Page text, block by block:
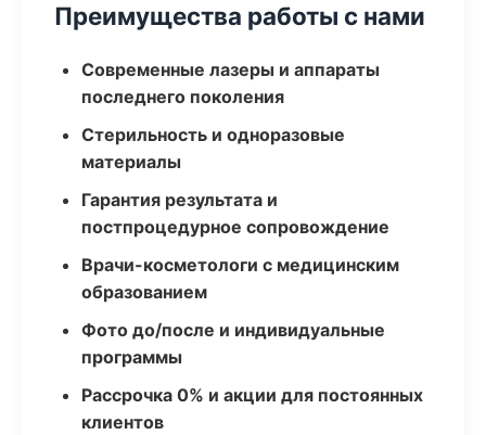
Преимущества работы с нами
Современные лазеры и аппараты
последнего поколения
Стерильность и одноразовые
материалы
Гарантия результата и
постпроцедурное сопровождение
Врачи-косметологи с медицинским
образованием
Фото до/после и индивидуальные
программы
Рассрочка 0% и акции для постоянных
клиентов